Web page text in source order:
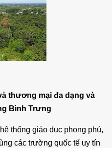
thương mại đa dạng và
Bình Trưng
thống giáo dục phong phú,
các trường quốc tế uy tín